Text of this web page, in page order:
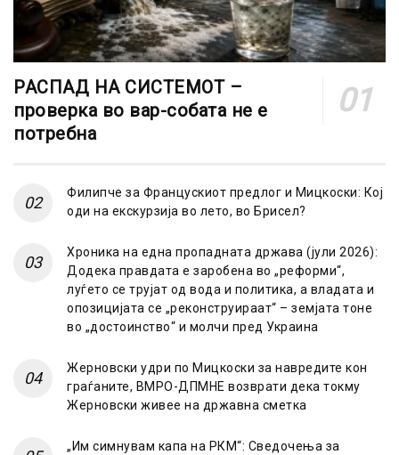
РАСПАД НА СИСТЕМОТ –
проверка во вар-собата не е
потребна
Филипче за Францускиот предлог и Мицкоски: Кој
оди на екскурзија во лето, во Брисел?
Хроника на една пропадната држава (јули 2026):
Додека правдата е заробена во „реформи“,
луѓето се трујат од вода и политика, а владата и
опозицијата се „реконструираат“ – земјата тоне
во „достоинство“ и молчи пред Украина
Жерновски удри по Мицкоски за навредите кон
граѓаните, ВМРО-ДПМНЕ возврати дека токму
Жерновски живее на државна сметка
„Им симнувам капа на РКМ“: Сведочења за